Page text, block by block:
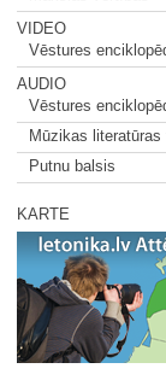
VIDEO
Vēstures
AUDIO
Vēstures
Mūzikas literatūras
Putnu balsis
KARTE